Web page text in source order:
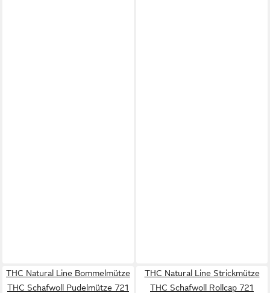
THC Natural Line Bommelmütze
THC Schafwoll Pudelmütze 721
THC Natural Line Strickmütze
THC Schafwoll Rollcap 721